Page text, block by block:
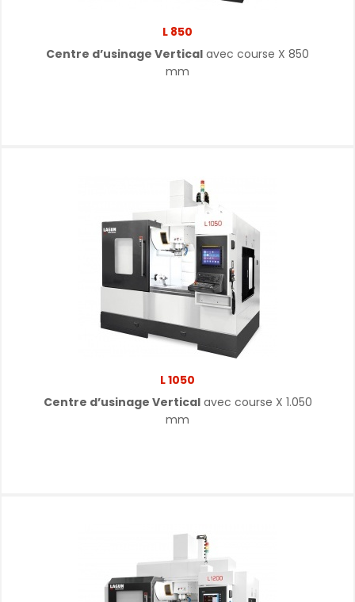
L 850
Centre d’usinage Vertical avec course X 850
mm
L 1050
Centre d’usinage Verticalavec course X 1.050
mm